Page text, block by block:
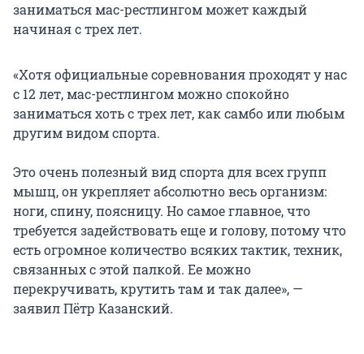
заниматься мас-рестлингом может каждый
начиная с трех лет.
«Хотя официальные соревнования проходят у нас
с 12 лет, мас-рестлингом можно спокойно
заниматься хоть с трех лет, как самбо или любым
другим видом спорта.
Это очень полезный вид спорта для всех групп
мышц, он укрепляет абсолютно весь организм:
ноги, спину, поясницу. Но самое главное, что
требуется задействовать еще и голову, потому что
есть огромное количество всяких тактик, техник,
связанных с этой палкой. Ее можно
перекручивать, крутить там и так далее», —
заявил Пётр Казанский.